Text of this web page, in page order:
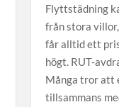
Flyttstädning
från stora
får alltid ett
högt. RUT-
Många tror att
tillsammans